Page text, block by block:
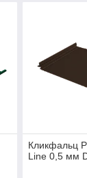
Кликфальц
Line 0,5 мм